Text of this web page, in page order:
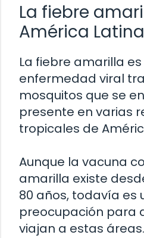
La fiebre
América Latina
La fiebre amarilla es
enfermedad viral
mosquitos que se
presente en varias
tropicales de
Aunque la vacuna
amarilla existe
80 años, todavía es
preocupación para
viajan a estas áreas.